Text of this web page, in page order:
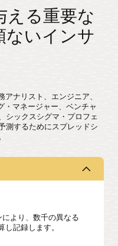
える重要な
ないインサ
ナリスト、エンジニア、
・マネージャー、ベンチャ
シックスシグマ・プロフェ
測するためにスプレッドシ
より、数千の異なる
記録します。